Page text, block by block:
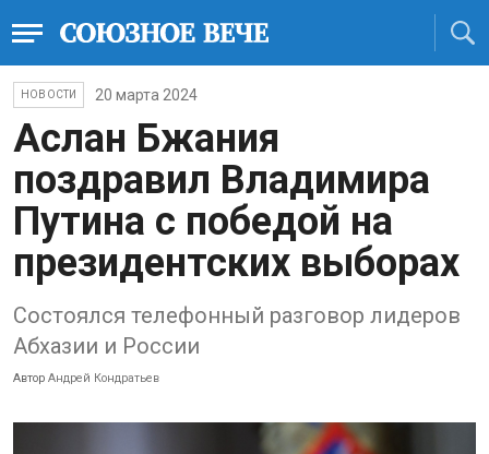
НОВОСТИ 20 марта 2024
Аслан Бжания
поздравил Владимира
Путина с победой на
президентских выборах
Состоялся телефонный разговор лидеров
Абхазии и России
Автор Андрей Кондратьев